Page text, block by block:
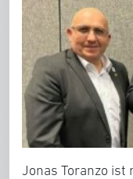
Jonas Toranzo ist